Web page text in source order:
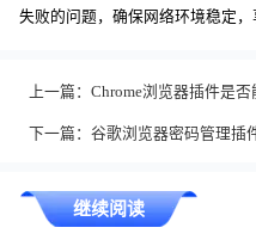
失败的问题，确保网络环境稳定，
上一篇： Chrome浏览器插件是
下一篇： 谷歌浏览器密码管理插
继续阅读